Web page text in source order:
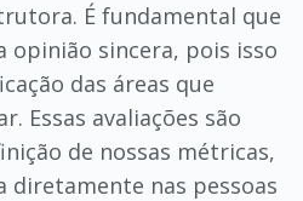
É fundamental que
opinião sincera, pois isso
das áreas que
Essas avaliações são
de nossas métricas,
diretamente nas pessoas